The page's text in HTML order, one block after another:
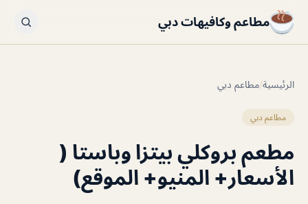
مطاعم وكافيهات دبي
الرئيسية/مطاعم دبي
مطاعم دبي
مطعم بروكلي بيتزا وباستا (
الأسعار+ المنيو+ الموقع)